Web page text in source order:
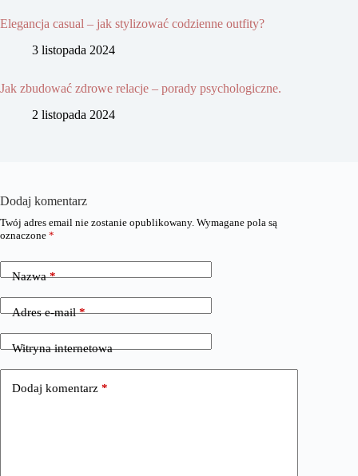
Elegancja casual – jak stylizować codzienne outfity?
3 listopada 2024
Jak zbudować zdrowe relacje – porady psychologiczne.
2 listopada 2024
Dodaj komentarz
Twój adres email nie zostanie opublikowany. Wymagane pola są
oznaczone *
Nazwa*
Adres e-mail*
Witryna internetowa
Dodaj komentarz *